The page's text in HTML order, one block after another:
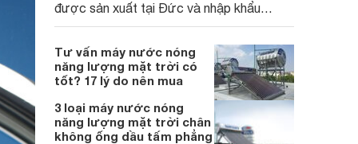
được sản xuất tại Đức và nhập khẩu
nguyên chiếc về Việt Nam. Sản phẩm
hướng tới phân khúc gia đình phổ thông
với mức giá dễ tiếp cận, khoảng từ 14,7
triệu đồng, đồng thời được trang bị nhiều
Tư vấn máy nước nóng
năng lượng mặt trời có
tốt? 17 lý do nên mua
3 loại máy nước nóng
năng lượng mặt trời chân
không ống dầu tấm phẳng